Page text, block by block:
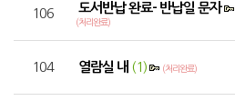
106 도서반납 완료- 반납일 문자
(처리완료)
104 열람실 내 (1) (처리완료)